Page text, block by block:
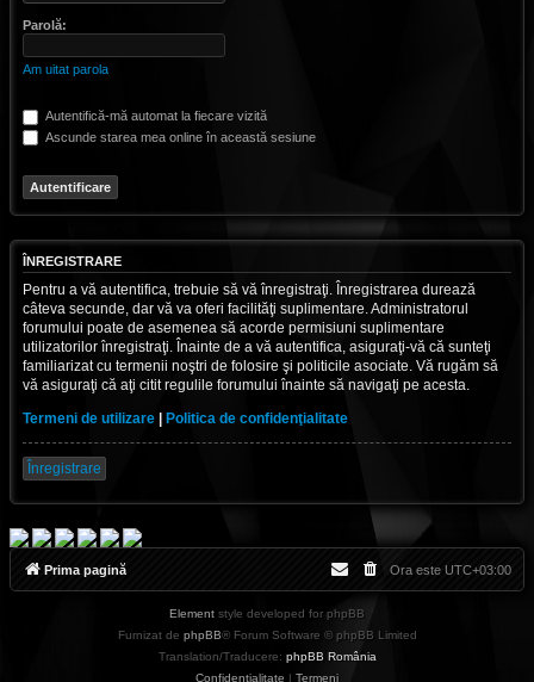
Parolă:
Am uitat parola
Autentifică-mă automat la fiecare vizită
Ascunde starea mea online în această sesiune
ÎNREGISTRARE
Pentru a vă autentifica, trebuie să vă înregistraţi. Înregistrarea durează
câteva secunde, dar vă va oferi facilităţi suplimentare. Administratorul
forumului poate de asemenea să acorde permisiuni suplimentare
utilizatorilor înregistraţi. Înainte de a vă autentifica, asiguraţi-vă că sunteţi
familiarizat cu termenii noştri de folosire şi politicile asociate. Vă rugăm să
vă asiguraţi că aţi citit regulile forumului înainte să navigaţi pe acesta.
Termeni de utilizare | Politica de confidenţialitate
Înregistrare
Prima pagină Ora este UTC+03:00
Element style developed for phpBB
Furnizat de phpBB® Forum Software © phpBB Limited
Translation/Traducere: phpBB România
Confidențialitate | Termeni